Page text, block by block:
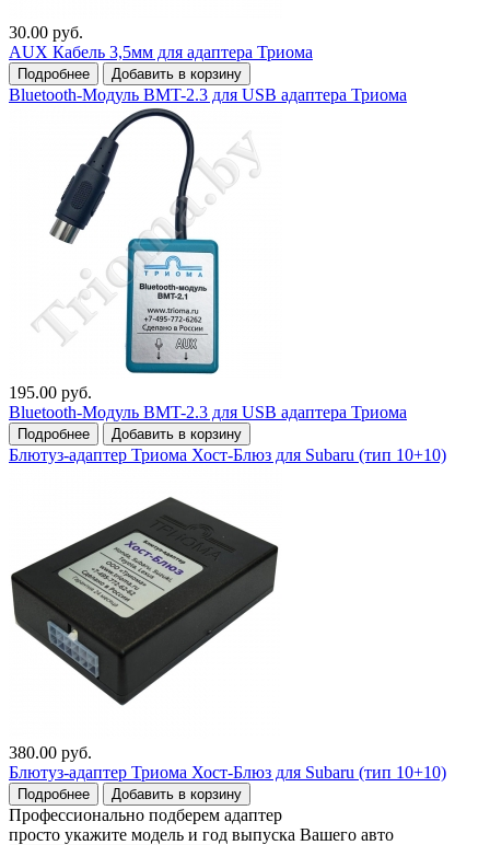
30.00 руб.
AUX Кабель 3,5мм для адаптера Триома
Подробнее Добавить в корзину
Bluetooth-Модуль BMT-2.3 для USB адаптера Триома
195.00 руб.
Bluetooth-Модуль BMT-2.3 для USB адаптера Триома
Подробнее Добавить в корзину
Блютуз-адаптер Триома Хост-Блюз для Subaru (тип 10+10)
380.00 руб.
Блютуз-адаптер Триома Хост-Блюз для Subaru (тип 10+10)
Подробнее Добавить в корзину
Профессионально подберем адаптер
просто укажите модель и год выпуска Вашего авто